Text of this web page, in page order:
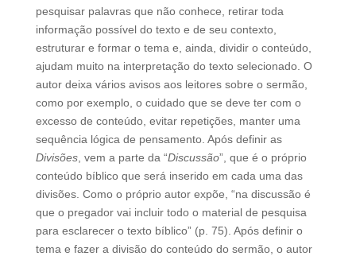
pesquisar palavras que não conhece, retirar toda
informação possível do texto e de seu contexto,
estruturar e formar o tema e, ainda, dividir o conteúdo,
ajudam muito na interpretação do texto selecionado. O
autor deixa vários avisos aos leitores sobre o sermão,
como por exemplo, o cuidado que se deve ter com o
excesso de conteúdo, evitar repetições, manter uma
sequência lógica de pensamento. Após definir as
Divisões, vem a parte da “Discussão”, que é o próprio
conteúdo bíblico que será inserido em cada uma das
divisões. Como o próprio autor expõe, “na discussão é
que o pregador vai incluir todo o material de pesquisa
para esclarecer o texto bíblico” (p. 75). Após definir o
tema e fazer a divisão do conteúdo do sermão, o autor